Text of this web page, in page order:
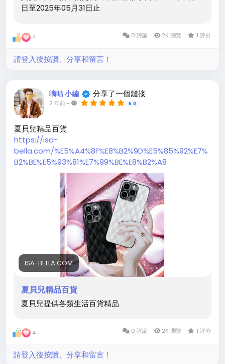
日至2025年05月31日止
4 0 評論 2K 瀏覽 1 評分
請登入後按讚、分享和留言！
嘀咕 小編 分享了一個鏈接
2 年前- 5.0
夏貝兒精品百貨
https://isa-
bella.com/%E5%A4%8F%E8%B2%9D%E5%85%92%E7%
B2%BE%E5%93%81%E7%99%BE%E8%B2%A8
ISA-BELLA.COM
夏貝兒精品百貨
夏貝兒提供各類生活百貨精品
4 0 評論 2K 瀏覽 1 評分
請登入後按讚、分享和留言！